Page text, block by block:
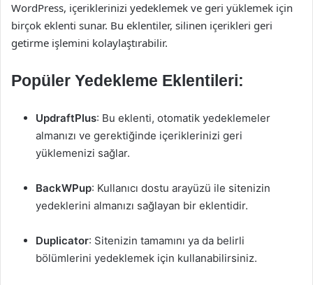
WordPress, içeriklerinizi yedeklemek ve geri yüklemek için
birçok eklenti sunar. Bu eklentiler, silinen içerikleri geri
getirme işlemini kolaylaştırabilir.
Popüler Yedekleme Eklentileri:
UpdraftPlus: Bu eklenti, otomatik yedeklemeler
almanızı ve gerektiğinde içeriklerinizi geri
yüklemenizi sağlar.
BackWPup: Kullanıcı dostu arayüzü ile sitenizin
yedeklerini almanızı sağlayan bir eklentidir.
Duplicator: Sitenizin tamamını ya da belirli
bölümlerini yedeklemek için kullanabilirsiniz.